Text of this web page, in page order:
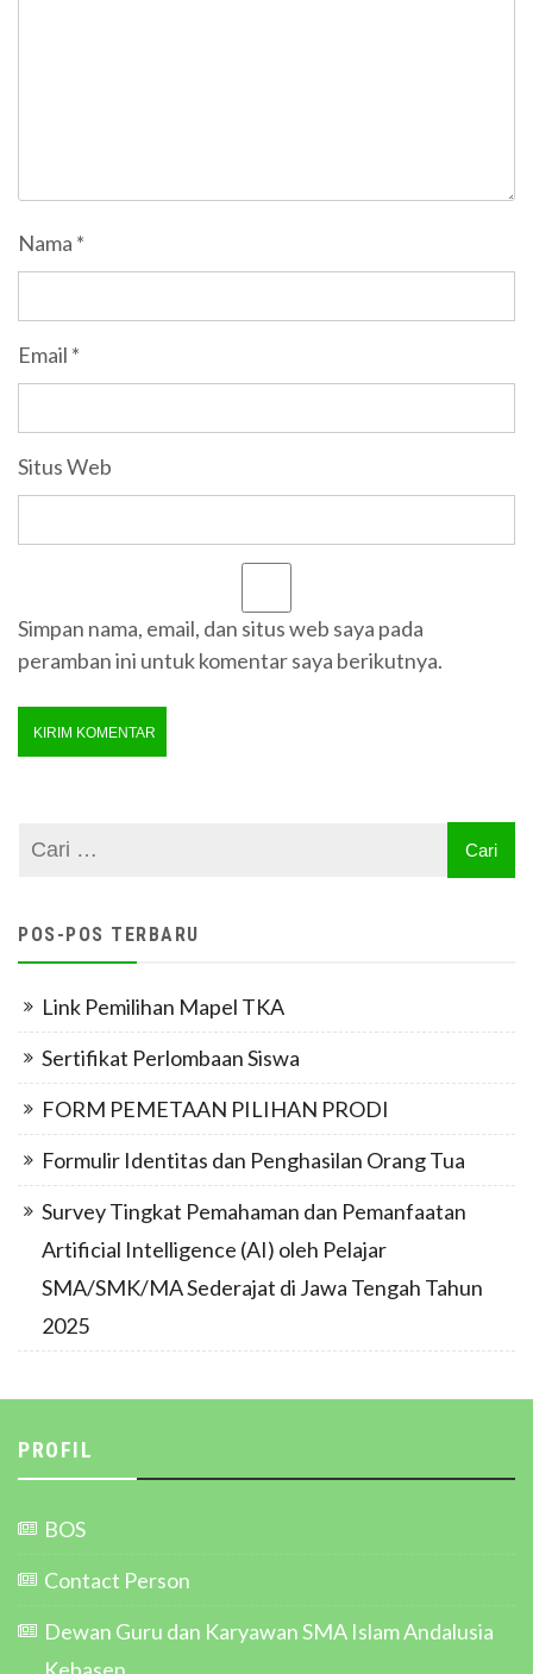
Nama *
Email *
Situs Web
Simpan nama, email, dan situs web saya pada
peramban ini untuk komentar saya berikutnya.
POS-POS TERBARU
Link Pemilihan Mapel TKA
Sertifikat Perlombaan Siswa
FORM PEMETAAN PILIHAN PRODI
Formulir Identitas dan Penghasilan Orang Tua
Survey Tingkat Pemahaman dan Pemanfaatan
Artificial Intelligence (AI) oleh Pelajar
SMA/SMK/MA Sederajat di Jawa Tengah Tahun
2025
PROFIL
BOS
Contact Person
Dewan Guru dan Karyawan SMA Islam Andalusia